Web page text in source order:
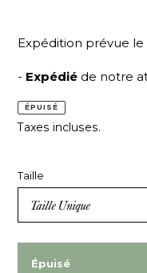
Expédition prévue le
- Expédié de notre
ÉPUISÉ
Taxes incluses.
Taille
Épuisé